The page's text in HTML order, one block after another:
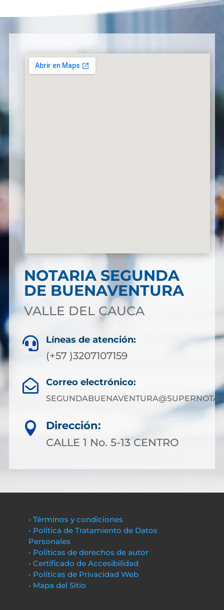
NOTARIA SEGUNDA
DE BUENAVENTURA
VALLE DEL CAUCA
 Líneas de atención:
(+57 )3207107159
 Correo electrónico:

Dirección:
CALLE 1 No. 5-13 CENTRO
• Términos y condiciones
• Política de Tratamiento de Datos
Personales
• Políticas de derechos de autor
• Certificado de Accesibilidad
• Políticas de Privacidad Web
• Mapa del Sitio